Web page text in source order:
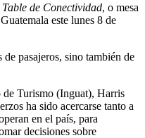
Table de Conectividad, o mesa
este lunes 8 de
pasajeros, sino también de
Turismo (Inguat), Harris
ha sido acercarse tanto a
en el país, para
decisiones sobre